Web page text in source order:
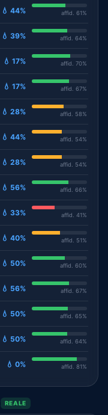
💧 44% affid. 61%
💧 39% affid. 64%
💧 17% affid. 70%
💧 17% affid. 67%
💧 28% affid. 58%
💧 44% affid. 54%
💧 28% affid. 54%
💧 56% affid. 66%
💧 33% affid. 41%
💧 40% affid. 51%
💧 50% affid. 60%
💧 56% affid. 67%
💧 50% affid. 65%
💧 50% affid. 64%
💧 0% affid. 81%
REALE